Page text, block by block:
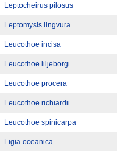
Leptocheirus pilosus
Leptomysis lingvura
Leucothoe incisa
Leucothoe liljeborgi
Leucothoe procera
Leucothoe richiardii
Leucothoe spinicarpa
Ligia oceanica